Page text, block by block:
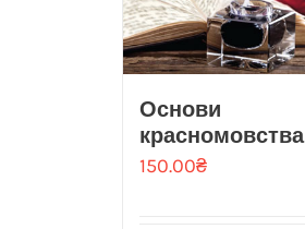
Основи
красномовства
150.00₴